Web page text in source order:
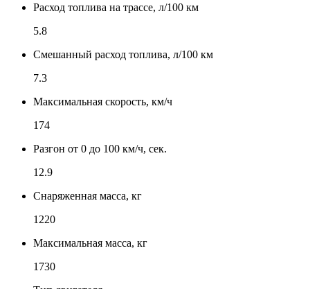
Расход топлива на трассе, л/100 км
5.8
Смешанный расход топлива, л/100 км
7.3
Максимальная скорость, км/ч
174
Разгон от 0 до 100 км/ч, сек.
12.9
Снаряженная масса, кг
1220
Максимальная масса, кг
1730